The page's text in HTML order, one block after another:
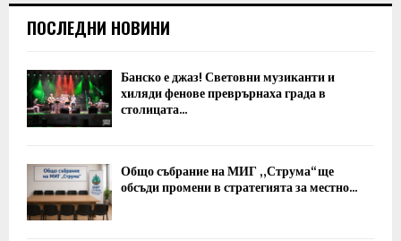
ПОСЛЕДНИ НОВИНИ
Банско е джаз! Световни музиканти и
хиляди фенове преврърнаха града в
столицата...
Общо събрание на МИГ „Струма“ ще
обсъди промени в стратегията за местно...